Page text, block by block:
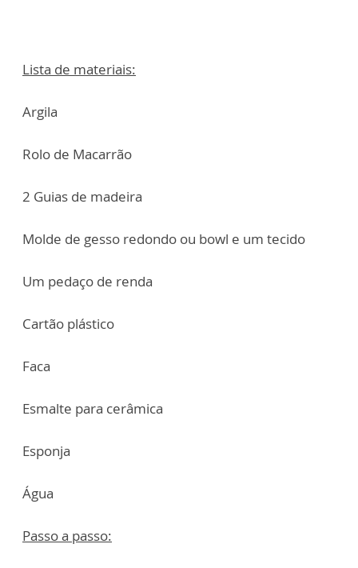
Lista de materiais:
Argila
Rolo de Macarrão
2 Guias de madeira
Molde de gesso redondo ou bowl e um tecido
Um pedaço de renda
Cartão plástico
Faca
Esmalte para cerâmica
Esponja
Água
Passo a passo: